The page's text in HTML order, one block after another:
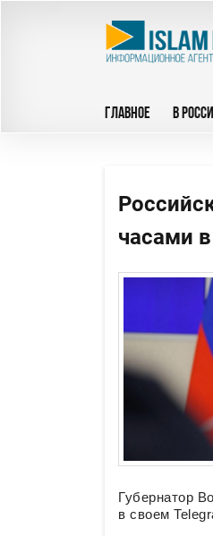
ГЛАВНОЕ В
часами
Губернатор
в своем